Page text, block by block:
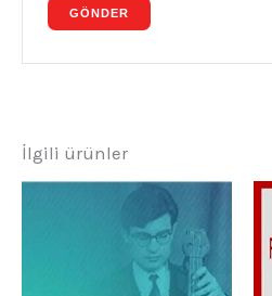
İlgili ürünler